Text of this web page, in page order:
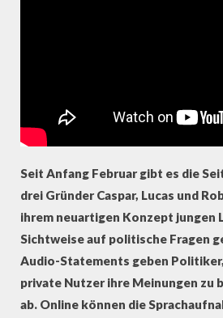
Seit Anfang Februar gibt es die
drei Gründer Caspar, Lucas und
ihrem neuartigen Konzept jungen
Sichtweise auf politische Fragen
Audio-Statements geben
private Nutzer ihre Meinungen zu
ab. Online können die